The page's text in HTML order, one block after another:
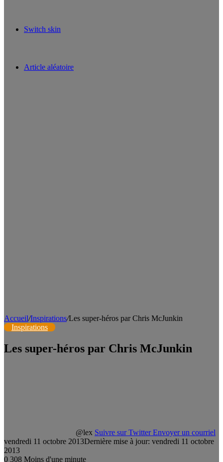
Switch skin
Article aléatoire
Accueil/Inspirations/Les super-héros par Chris McJunkin
Inspirations
Les super-héros par Chris McJunkin
@lex Suivre sur Twitter Envoyer un courriel
vendredi 11 octobre 2013Dernière mise à jour: vendredi 11 octobre
2013
0 308 Moins d'une minute